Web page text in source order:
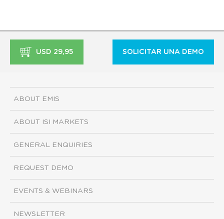
USD 29,95 SOLICITAR UNA DEMO
ABOUT EMIS
ABOUT ISI MARKETS
GENERAL ENQUIRIES
REQUEST DEMO
EVENTS & WEBINARS
NEWSLETTER